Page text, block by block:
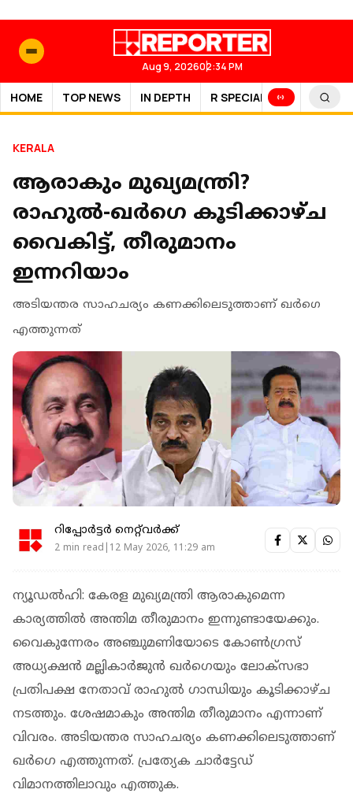
Aug 9, 202602:34 PM
HOME TOP NEWS IN DEPTH R SPECIAL SPORTS
KERALA
ആരാകും മുഖ്യമന്ത്രി?
രാഹുല്‍-ഖര്‍ഗെ കൂടിക്കാഴ്ച
വൈകിട്ട്, തീരുമാനം
ഇന്നറിയാം
അടിയന്തര സാഹചര്യം കണക്കിലെടുത്താണ് ഖര്‍ഗെ
എത്തുന്നത്
റിപ്പോർട്ടർ നെറ്റ്‌വര്‍ക്ക്‌
2 min read|12 May 2026, 11:29 am
ന്യൂഡല്‍ഹി: കേരള മുഖ്യമന്ത്രി ആരാകുമെന്ന
കാര്യത്തില്‍ അന്തിമ തീരുമാനം ഇന്നുണ്ടായേക്കും.
വൈകുന്നേരം അഞ്ചുമണിയോടെ കോണ്‍ഗ്രസ്
അധ്യക്ഷന്‍ മല്ലികാര്‍ജുന്‍ ഖര്‍ഗെയും ലോക്‌സഭാ
പ്രതിപക്ഷ നേതാവ് രാഹുല്‍ ഗാന്ധിയും കൂടിക്കാഴ്ച
നടത്തും. ശേഷമാകും അന്തിമ തീരുമാനം എന്നാണ്
വിവരം. അടിയന്തര സാഹചര്യം കണക്കിലെടുത്താണ്
ഖര്‍ഗെ എത്തുന്നത്. പ്രത്യേക ചാര്‍ട്ടേഡ്
വിമാനത്തിലാവും എത്തുക.